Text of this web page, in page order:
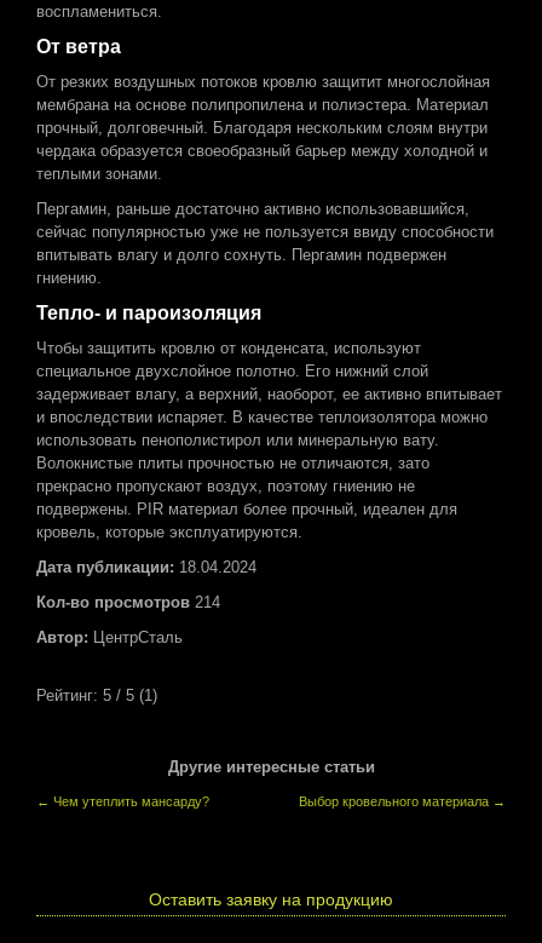
воспламениться.
От ветра
От резких воздушных потоков кровлю защитит многослойная
мембрана на основе полипропилена и полиэстера. Материал
прочный, долговечный. Благодаря нескольким слоям внутри
чердака образуется своеобразный барьер между холодной и
теплыми зонами.
Пергамин, раньше достаточно активно использовавшийся,
сейчас популярностью уже не пользуется ввиду способности
впитывать влагу и долго сохнуть. Пергамин подвержен
гниению.
Тепло- и пароизоляция
Чтобы защитить кровлю от конденсата, используют
специальное двухслойное полотно. Его нижний слой
задерживает влагу, а верхний, наоборот, ее активно впитывает
и впоследствии испаряет. В качестве теплоизолятора можно
использовать пенополистирол или минеральную вату.
Волокнистые плиты прочностью не отличаются, зато
прекрасно пропускают воздух, поэтому гниению не
подвержены. PIR материал более прочный, идеален для
кровель, которые эксплуатируются.
Дата публикации: 18.04.2024
Кол-во просмотров 214
Автор: ЦентрСталь
Рейтинг: 5 / 5 (1)
Другие интересные статьи
← Чем утеплить мансарду? Выбор кровельного материала →
Оставить заявку на продукцию